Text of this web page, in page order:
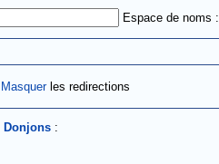
Espace de noms :
Masquerles redirections
Donjons: